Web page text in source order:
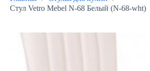
Стул Vetro Mebel N-68 Белый (N-68-wht)